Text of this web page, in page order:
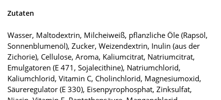
Zutaten
Wasser, Maltodextrin, Milcheiweiß, pflanzliche Öle (Rapsöl,
Sonnenblumenöl), Zucker, Weizendextrin, Inulin (aus der
Zichorie), Cellulose, Aroma, Kaliumcitrat, Natriumcitrat,
Emulgatoren (E 471, Sojalecithine), Natriumchlorid,
Kaliumchlorid, Vitamin C, Cholinchlorid, Magnesiumoxid,
Säureregulator (E 330), Eisenpyrophosphat, Zinksulfat,